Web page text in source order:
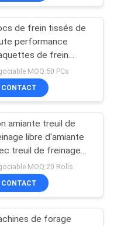
petit
23
de
25
de frein tissés de
performance
de frein
de frottement
de frein tissés
MOQ:50 PCs
CONTACT
amiante treuil de
libre d'amiante
treuil de freinage
laiton MOQ:20 Rolls
CONTACT
de forage